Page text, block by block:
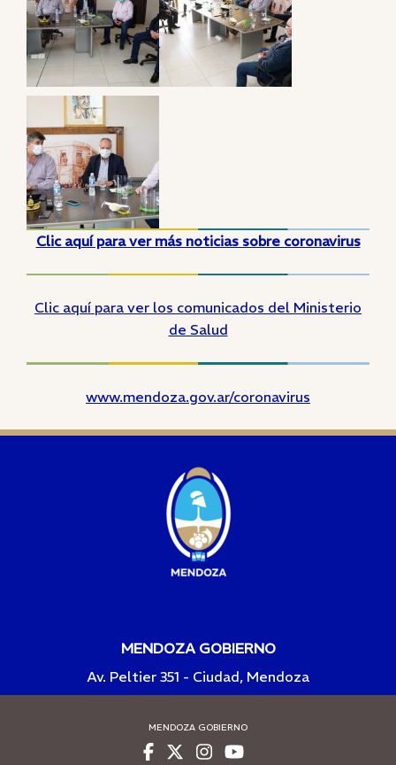
Clic aquí para ver más noticias sobre coronavirus
Clic aquí para ver los comunicados del Ministerio
de Salud
www.mendoza.gov.ar/coronavirus
MENDOZA GOBIERNO
Av. Peltier 351 - Ciudad, Mendoza
MENDOZA GOBIERNO